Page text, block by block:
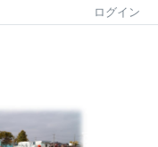
ログイン